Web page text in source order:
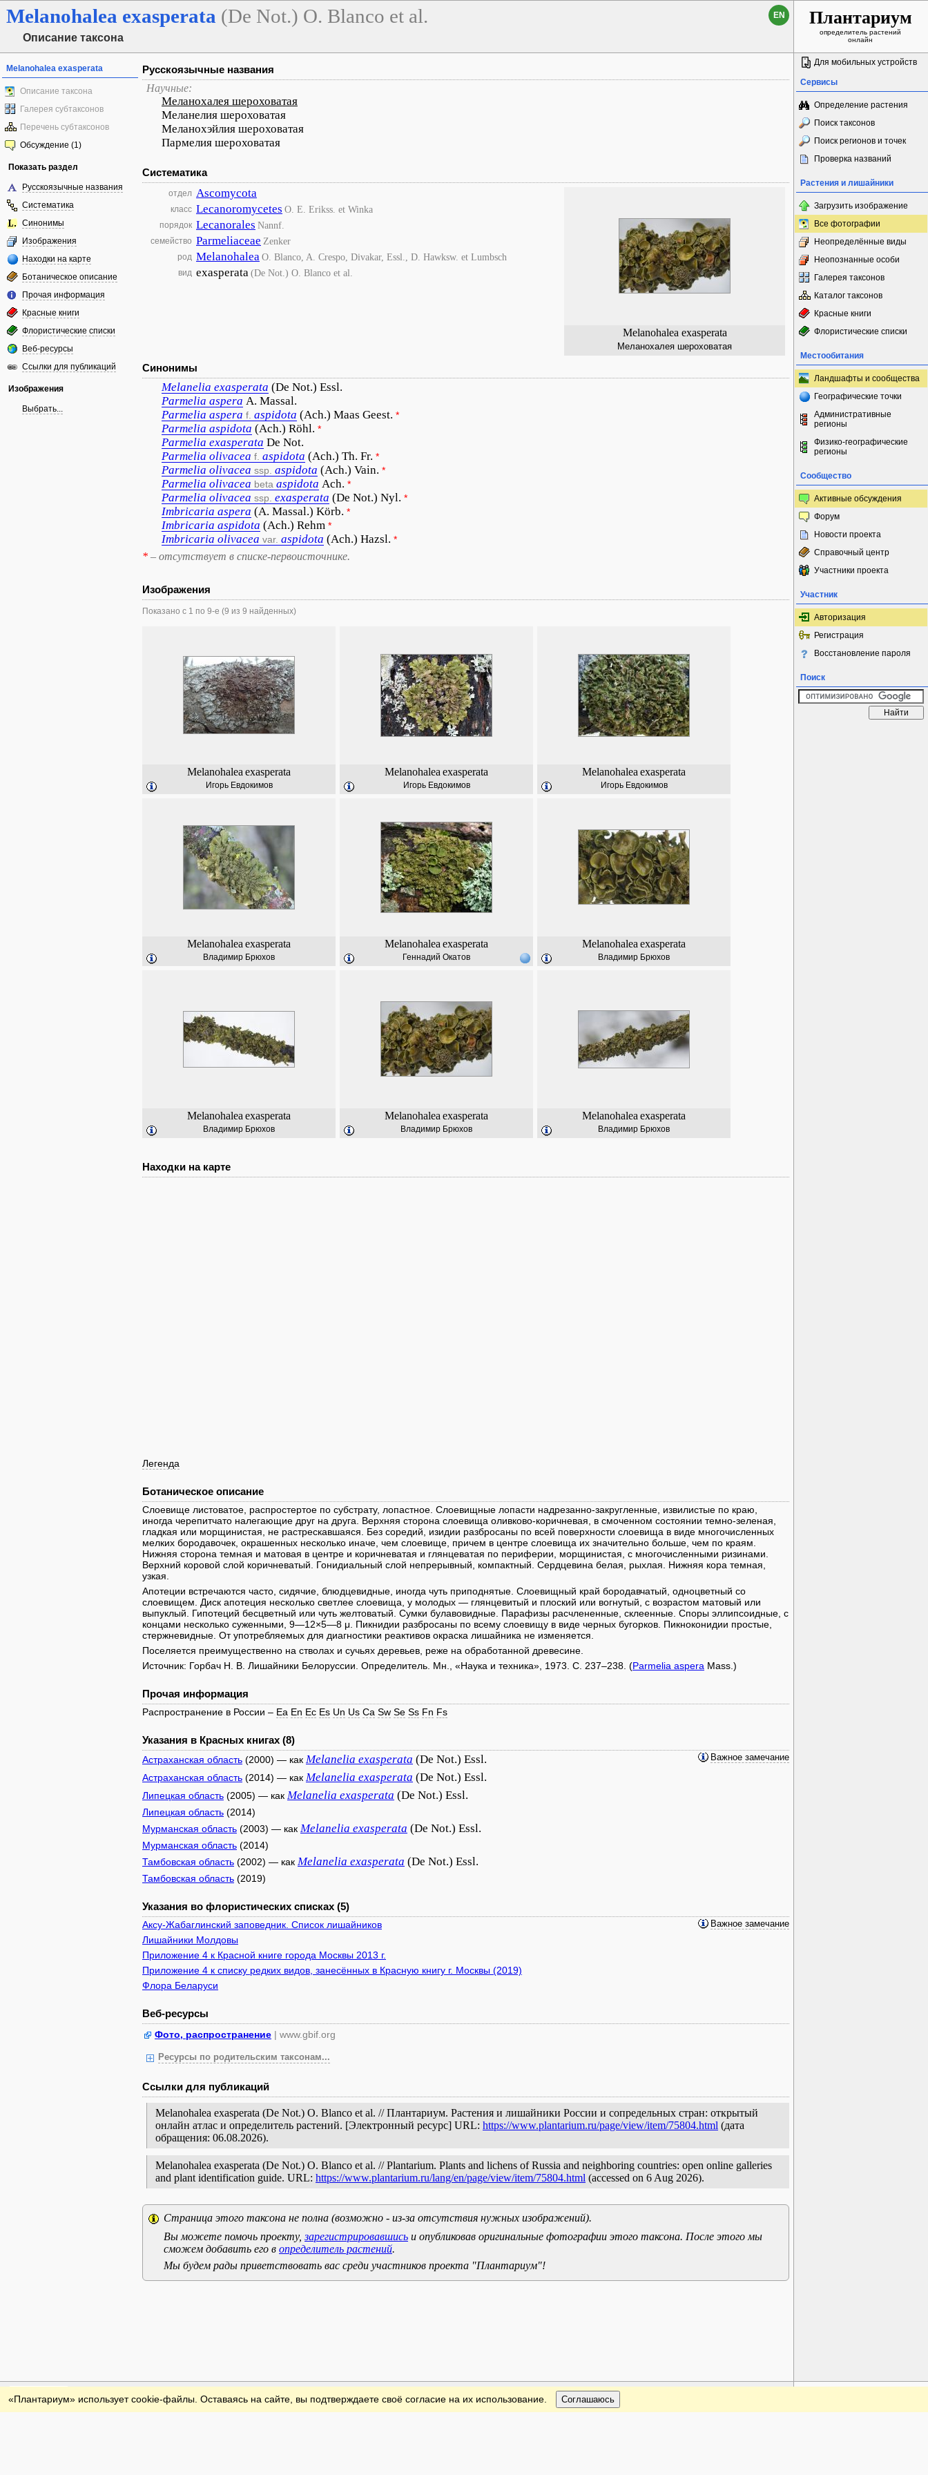
Melanohalea exasperata (De Not.) O. Blanco et al.
Описание таксона
EN Плантариум
определитель растений
онлайн
Melanohalea exasperata
Описание таксона
Галерея субтаксонов
Перечень субтаксонов
Обсуждение (1)
Показать раздел
Русскоязычные названия
Систематика
Синонимы
Изображения
Находки на карте
Ботаническое описание
Прочая информация
Красные книги
Флористические списки
Веб-ресурсы
Ссылки для публикаций
Изображения
Выбрать...
Русскоязычные названия
Научные:
Меланохалея шероховатая
Меланелия шероховатая
Меланохэйлия шероховатая
Пармелия шероховатая
Систематика
Melanohalea exasperata
Меланохалея шероховатая
отдел Ascomycota
класс Lecanoromycetes O. E. Erikss. et Winka
порядок Lecanorales Nannf.
семейство Parmeliaceae Zenker
род MelanohaleaO. Blanco, A. Crespo, Divakar, Essl., D. Hawksw. et Lumbsch
вид exasperata(De Not.) O. Blanco et al.
Синонимы
Melanelia exasperata (De Not.) Essl.
Parmelia aspera A. Massal.
Parmelia aspera f. aspidota (Ach.) Maas Geest. *
Parmelia aspidota (Ach.) Röhl. *
Parmelia exasperata De Not.
Parmelia olivacea f. aspidota (Ach.) Th. Fr. *
Parmelia olivacea ssp. aspidota (Ach.) Vain. *
Parmelia olivacea beta aspidota Ach. *
Parmelia olivacea ssp. exasperata (De Not.) Nyl. *
Imbricaria aspera (A. Massal.) Körb. *
Imbricaria aspidota (Ach.) Rehm *
Imbricaria olivacea var. aspidota (Ach.) Hazsl. *
* – отсутствует в списке-первоисточнике.
Изображения
Показано с 1 по 9-е (9 из 9 найденных)
Melanohalea exasperata
Игорь Евдокимов
Melanohalea exasperata
Игорь Евдокимов
Melanohalea exasperata
Игорь Евдокимов
Melanohalea exasperata
Владимир Брюхов
Melanohalea exasperata
Геннадий Окатов
Melanohalea exasperata
Владимир Брюхов
Melanohalea exasperata
Владимир Брюхов
Melanohalea exasperata
Владимир Брюхов
Melanohalea exasperata
Владимир Брюхов
Находки на карте
Легенда
Ботаническое описание
Слоевище листоватое, распростертое по субстрату, лопастное. Слоевищные лопасти надрезанно-закругленные, извилистые по краю,
иногда черепитчато налегающие друг на друга. Верхняя сторона слоевища оливково-коричневая, в смоченном состоянии темно-зеленая,
гладкая или морщинистая, не растрескавшаяся. Без соредий, изидии разбросаны по всей поверхности слоевища в виде многочисленных
мелких бородавочек, окрашенных несколько иначе, чем слоевище, причем в центре слоевища их значительно больше, чем по краям.
Нижняя сторона темная и матовая в центре и коричневатая и глянцеватая по периферии, морщинистая, с многочисленными ризинами.
Верхний коровой слой коричневатый. Гонидиальный слой непрерывный, компактный. Сердцевина белая, рыхлая. Нижняя кора темная,
узкая.
Апотеции встречаются часто, сидячие, блюдцевидные, иногда чуть приподнятые. Слоевищный край бородавчатый, одноцветный со
слоевищем. Диск апотеция несколько светлее слоевища, у молодых — глянцевитый и плоский или вогнутый, с возрастом матовый или
выпуклый. Гипотеций бесцветный или чуть желтоватый. Сумки булавовидные. Парафизы расчлененные, склеенные. Споры эллипсоидные, с
концами несколько суженными, 9—12×5—8 μ. Пикнидии разбросаны по всему слоевищу в виде черных бугорков. Пикноконидии простые,
стержневидные. От употребляемых для диагностики реактивов окраска лишайника не изменяется.
Поселяется преимущественно на стволах и сучьях деревьев, реже на обработанной древесине.
Источник: Горбач Н. В. Лишайники Белоруссии. Определитель. Мн., «Наука и техника», 1973. C. 237–238. (Parmelia aspera Mass.)
Прочая информация
Распространение в России – Ea En Ec Es Un Us Ca Sw Se Ss Fn Fs
Указания в Красных книгах (8)
Важное замечание
Астраханская область (2000) — как Melanelia exasperata (De Not.) Essl.
Астраханская область (2014) — как Melanelia exasperata (De Not.) Essl.
Липецкая область (2005) — как Melanelia exasperata (De Not.) Essl.
Липецкая область (2014)
Мурманская область (2003) — как Melanelia exasperata (De Not.) Essl.
Мурманская область (2014)
Тамбовская область (2002) — как Melanelia exasperata (De Not.) Essl.
Тамбовская область (2019)
Указания во флористических списках (5)
Важное замечание
Аксу-Жабаглинский заповедник. Список лишайников
Лишайники Молдовы
Приложение 4 к Красной книге города Москвы 2013 г.
Приложение 4 к списку редких видов, занесённых в Красную книгу г. Москвы (2019)
Флора Беларуси
Веб-ресурсы
Фото, распространение | www.gbif.org
Ресурсы по родительским таксонам...
Ссылки для публикаций
Melanohalea exasperata (De Not.) O. Blanco et al. // Плантариум. Растения и лишайники России и сопредельных стран: открытый
онлайн атлас и определитель растений. [Электронный ресурс] URL: https://www.plantarium.ru/page/view/item/75804.html (дата
обращения: 06.08.2026).
Melanohalea exasperata (De Not.) O. Blanco et al. // Plantarium. Plants and lichens of Russia and neighboring countries: open online galleries
and plant identification guide. URL: https://www.plantarium.ru/lang/en/page/view/item/75804.html (accessed on 6 Aug 2026).
Страница этого таксона не полна (возможно - из-за отсутствия нужных изображений).
Вы можете помочь проекту, зарегистрировавшись и опубликовав оригинальные фотографии этого таксона. После этого мы
сможем добавить его в определитель растений.
Мы будем рады приветствовать вас среди участников проекта "Плантариум"!
Для мобильных устройств
Сервисы
Определение растения
Поиск таксонов
Поиск регионов и точек
Проверка названий
Растения и лишайники
Загрузить изображение
Все фотографии
Неопределённые виды
Неопознанные особи
Галерея таксонов
Каталог таксонов
Красные книги
Флористические списки
Местообитания
Ландшафты и сообщества
Географические точки
Административные
регионы
Физико-географические
регионы
Сообщество
Активные обсуждения
Форум
Новости проекта
Справочный центр
Участники проекта
Участник
Авторизация
Регистрация
Восстановление пароля
Поиск
Обратная связь
«Плантариум» использует cookie-файлы. Оставаясь на сайте, вы подтверждаете своё согласие на их использование. Соглашаюсь